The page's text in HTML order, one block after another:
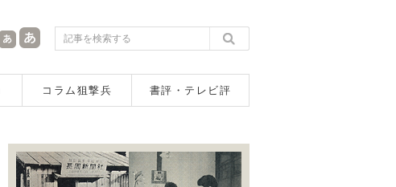
コラム狙撃兵 書評・テレビ評